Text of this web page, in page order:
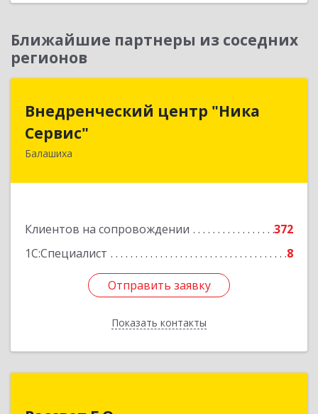
Ближайшие партнеры из соседних
регионов
Внедренческий центр "Ника
Сервис"
Балашиха
Клиентов на сопровождении
372
1С:Специалист
8
Отправить заявку
Показать контакты
Внедренческий центр "Ника
Сервис"
143912, Московская обл, Балашиха г, Полевая
Отправить заявку
Назад